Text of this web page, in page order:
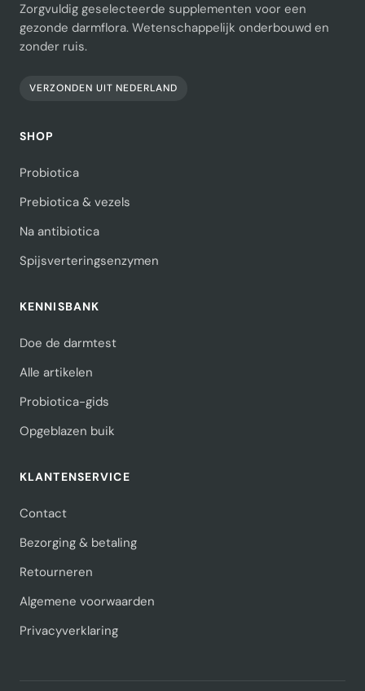
Zorgvuldig geselecteerde supplementen voor een
gezonde darmflora. Wetenschappelijk onderbouwd en
zonder ruis.
VERZONDEN UIT NEDERLAND
SHOP
Probiotica
Prebiotica & vezels
Na antibiotica
Spijsverteringsenzymen
KENNISBANK
Doe de darmtest
Alle artikelen
Probiotica-gids
Opgeblazen buik
KLANTENSERVICE
Contact
Bezorging & betaling
Retourneren
Algemene voorwaarden
Privacyverklaring